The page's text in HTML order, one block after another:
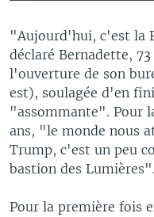
"Aujourd'hui, c'est la
déclaré Bernadette,
l'ouverture de son
est), soulagée d'en
"assommante". Pour
ans, "le monde nous
Trump, c'est un peu
bastion des Lumières".
Pour la première fois